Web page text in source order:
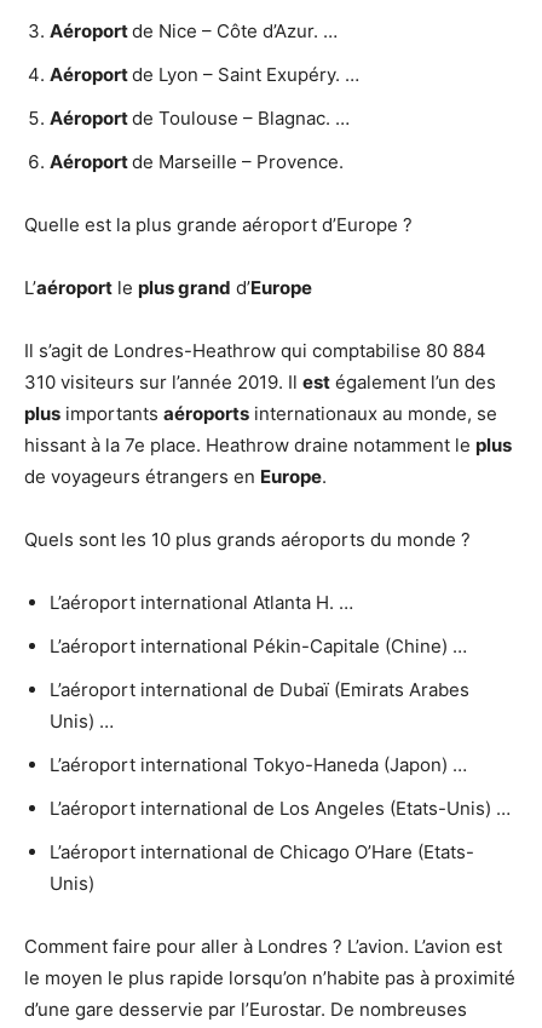
Aéroportde Nice – Côte d’Azur. …
Aéroportde Lyon – Saint Exupéry. …
Aéroportde Toulouse – Blagnac. …
Aéroportde Marseille – Provence.
Quelle est la plus grande aéroport d’Europe ?
L’aéroport le plus grand d’Europe
Il s’agit de Londres-Heathrow qui comptabilise 80 884
310 visiteurs sur l’année 2019. Il est également l’un des
plus importants aéroports internationaux au monde, se
hissant à la 7e place. Heathrow draine notamment le plus
de voyageurs étrangers en Europe.
Quels sont les 10 plus grands aéroports du monde ?
L’aéroport international Atlanta H. …
L’aéroport international Pékin-Capitale (Chine) …
L’aéroport international de Dubaï (Emirats Arabes
Unis) …
L’aéroport international Tokyo-Haneda (Japon) …
L’aéroport international de Los Angeles (Etats-Unis) …
L’aéroport international de Chicago O’Hare (Etats-
Unis)
Comment faire pour aller à Londres ? L’avion. L’avion est
le moyen le plus rapide lorsqu’on n’habite pas à proximité
d’une gare desservie par l’Eurostar. De nombreuses